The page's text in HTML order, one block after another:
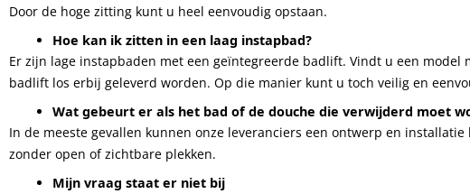
Door de hoge zitting kunt u heel eenvoudig opstaan.
Hoe kan ik zitten in een laag instapbad?
Er zijn lage instapbaden met een geïntegreerde badlift. Vindt u een model
badlift los erbij geleverd worden. Op die manier kunt u toch veilig en
Wat gebeurt er als het bad of de douche die verwijderd moet
In de meeste gevallen kunnen onze leveranciers een ontwerp en
zonder open of zichtbare plekken.
Mijn vraag staat er niet bij